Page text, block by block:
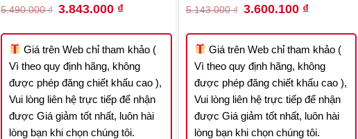
5.490.000₫ Original
price
5.490.000 ₫.
3.843.000 ₫Current
3.843.000 ₫.
Giá trên Web chỉ tham khảo (
Vì theo quy định hãng, không
được phép đăng chiết khấu cao ),
Vui lòng liên hệ trực tiếp để nhận
được Giá giảm tốt nhất, luôn hài
lòng bạn khi chọn chúng tôi.
5.143.000₫ Original
price
5.143.000 ₫.
3.600.100 ₫Current
3.600.100 ₫.
Giá trên Web chỉ tham khảo (
Vì theo quy định hãng, không
được phép đăng chiết khấu cao ),
Vui lòng liên hệ trực tiếp để nhận
được Giá giảm tốt nhất, luôn hài
lòng bạn khi chọn chúng tôi.